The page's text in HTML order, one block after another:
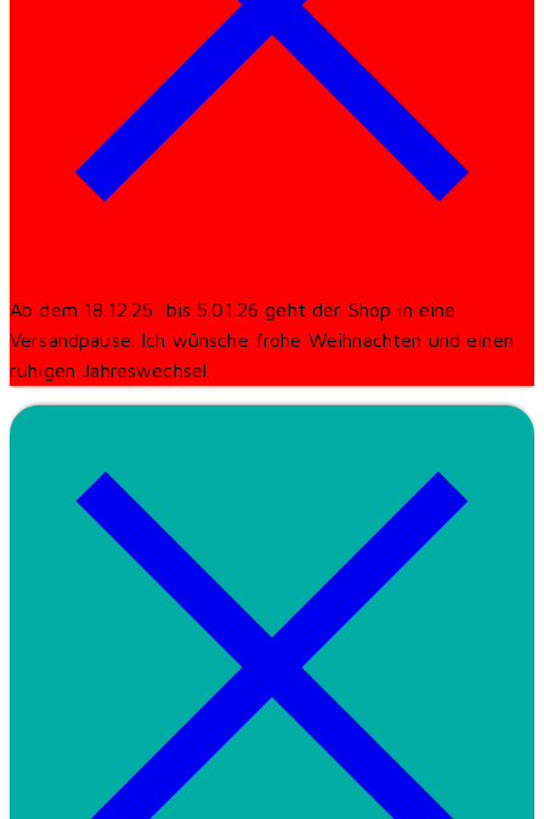
Ab dem 18.12.25 bis 5.01.26 geht der Shop in eine
Versandpause. Ich wünsche frohe Weihnachten und einen
ruhigen Jahreswechsel.